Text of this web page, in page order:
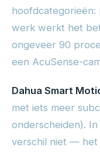
hoofdcategorieën:
werk werkt het
ongeveer 90
een AcuSense-
Dahua Smart
met iets meer
onderscheiden).
verschil niet — het